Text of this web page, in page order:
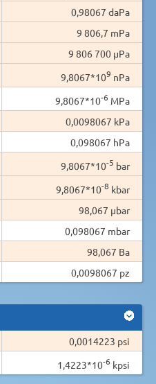
0,98067 daPa
9 806,7 mPa
9 806 700 µPa
9,8067*109 nPa
9,8067*10-6 MPa
0,0098067 kPa
0,098067 hPa
9,8067*10-5 bar
9,8067*10-8 kbar
98,067 µbar
0,098067 mbar
98,067 Ba
0,0098067 pz
0,0014223 psi
1,4223*10-6 kpsi